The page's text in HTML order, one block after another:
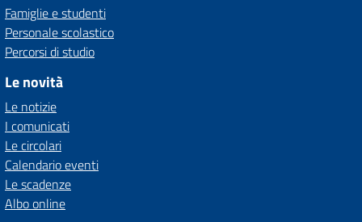
Famiglie e studenti
Personale scolastico
Percorsi di studio
Le novità
Le notizie
I comunicati
Le circolari
Calendario eventi
Le scadenze
Albo online